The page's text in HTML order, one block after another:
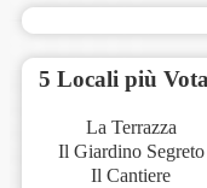
5 Locali più
La Terrazza
Il Giardino Segreto
Il Cantiere